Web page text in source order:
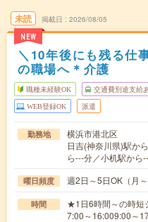
未読
NEW
掲載日 2026/08/05
＼10年後にも残る仕
の職場へ＊介護
職種未経験OK 交通費別途支給
WEB登録OK 派遣
勤務地
横浜市港北区
日吉(神奈川県)駅か
ら---分／小机駅から
曜日頻度 週2日～5日OK（月
時間
★1日6時間～の時短
7:00～16:009:00～